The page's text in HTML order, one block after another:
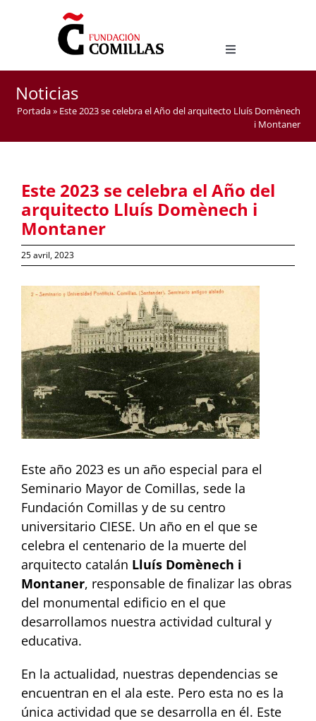
Toggle
Navigation
MASTER D’ENSEIGNEMENT DE L’ESPAGNOL COMME
LANGUE ÉTRANGÈRE
Noticias
Portada» Este 2023 se celebra el Año del arquitecto Lluís Domènech
i Montaner
Este 2023 se celebra el Año del
arquitecto Lluís Domènech i
Montaner
25 avril, 2023
View
Larger
Este año 2023 es un año especial para el
Seminario Mayor de Comillas, sede la
Fundación Comillas y de su centro
universitario CIESE. Un año en el que se
celebra el centenario de la muerte del
arquitecto catalán Lluís Domènech i
Montaner, responsable de finalizar las obras
del monumental edificio en el que
desarrollamos nuestra actividad cultural y
educativa.
En la actualidad, nuestras dependencias se
encuentran en el ala este. Pero esta no es la
única actividad que se desarrolla en él. Este